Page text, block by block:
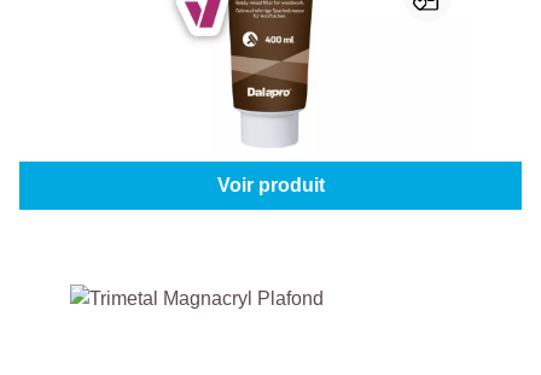
Dalapro Wood Finish
Contenu:400 ml
À partir de
Voir produit